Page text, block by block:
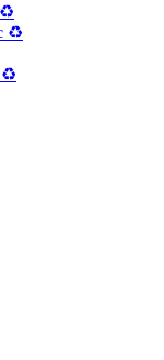
♻️
♻️
♻️